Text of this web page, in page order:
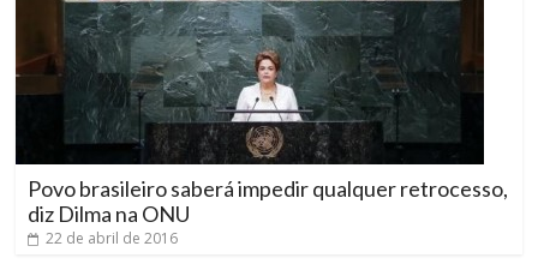
Povo brasileiro saberá impedir qualquer retrocesso,
diz Dilma na ONU
22 de abril de 2016